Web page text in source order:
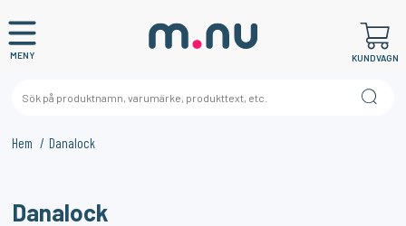
MENY KUNDVAGN
Hem Danalock
DIG?
Danalock